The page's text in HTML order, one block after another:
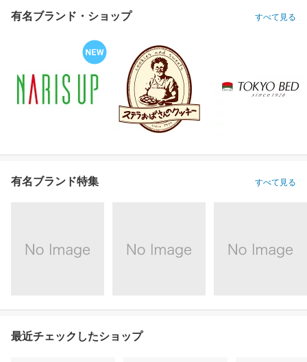
有名ブランド・ショップ すべて見る
有名ブランド特集 すべて見る
最近チェックしたショップ